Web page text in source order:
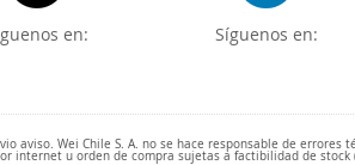
en: Síguenos en:
aviso. Wei Chile S. A. no se hace responsable de
internet u orden de compra sujetas a factibilidad de